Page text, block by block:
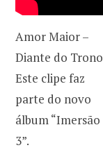
Amor Maior –
Diante do Trono
Este clipe faz
parte do novo
álbum “Imersão
3”.